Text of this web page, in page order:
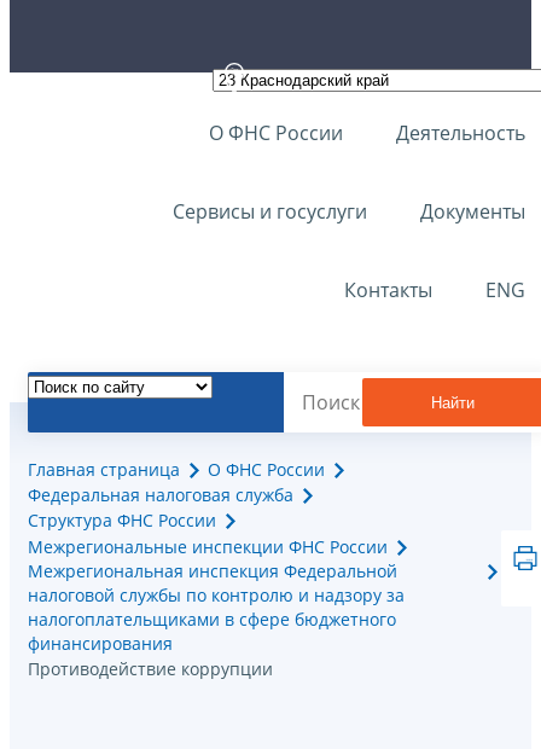
О ФНС России Деятельность
Сервисы и госуслуги Документы
Контакты ENG
Найти
Главная страница
О ФНС России
Федеральная налоговая служба
Структура ФНС России
Межрегиональные инспекции ФНС России
Межрегиональная инспекция Федеральной
налоговой службы по контролю и надзору за
налогоплательщиками в сфере бюджетного
финансирования
Противодействие коррупции